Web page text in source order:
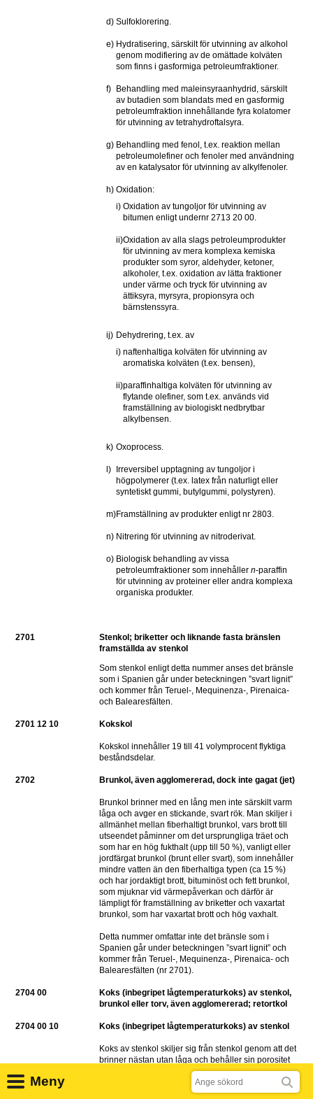
d) Sulfoklorering.
e) Hydratisering, särskilt för utvinning av alkohol
genom modifiering av de omättade kolväten
som finns i gasformiga petroleumfraktioner.
f)
Behandling med maleinsyraanhydrid, särskilt
av butadien som blandats med en gasformig
petroleumfraktion innehållande fyra kolatomer
för utvinning av tetrahydroftalsyra.
g) Behandling med fenol, t.ex. reaktion mellan
petroleumolefiner och fenoler med användning
av en katalysator för utvinning av alkylfenoler.
h) Oxidation:
i) Oxidation av tungoljor för utvinning av
bitumen enligt undernr 2713 20 00.
ii)Oxidation av alla slags petroleumprodukter
för utvinning av mera komplexa kemiska
produkter som syror, aldehyder, ketoner,
alkoholer, t.ex. oxidation av lätta fraktioner
under värme och tryck för utvinning av
ättiksyra, myrsyra, propionsyra och
bärnstenssyra.
ij) Dehydrering, t.ex. av
i) naftenhaltiga kolväten för utvinning av
aromatiska kolväten (t.ex. bensen),
ii)paraffinhaltiga kolväten för utvinning av
flytande olefiner, som t.ex. används vid
framställning av biologiskt nedbrytbar
alkylbensen.
k) Oxoprocess.
l)
Irreversibel upptagning av tungoljor i
högpolymerer (t.ex. latex från naturligt eller
syntetiskt gummi, butylgummi, polystyren).
m)Framställning av produkter enligt nr 2803.
n) Nitrering för utvinning av nitroderivat.
o) Biologisk behandling av vissa
petroleumfraktioner som innehåller n-paraffin
för utvinning av proteiner eller andra komplexa
organiska produkter.
2701
Stenkol; briketter och liknande fasta bränslen
framställda av stenkol
Som stenkol enligt detta nummer anses det bränsle
som i Spanien går under beteckningen ”svart lignit”
och kommer från Teruel-, Mequinenza-, Pirenaica-
och Balearesfälten.
2701 12 10 Kokskol
Kokskol innehåller 19 till 41 volymprocent flyktiga
beståndsdelar.
2702 Brunkol, även agglomererad, dock inte gagat (jet)
Brunkol brinner med en lång men inte särskilt varm
låga och avger en stickande, svart rök. Man skiljer i
allmänhet mellan fiberhaltigt brunkol, vars brott till
utseendet påminner om det ursprungliga träet och
som har en hög fukthalt (upp till 50 %), vanligt eller
jordfärgat brunkol (brunt eller svart), som innehåller
mindre vatten än den fiberhaltiga typen (ca 15 %)
och har jordaktigt brott, bituminöst och fett brunkol,
som mjuknar vid värmepåverkan och därför är
lämpligt för framställning av briketter och vaxartat
brunkol, som har vaxartat brott och hög vaxhalt.
Detta nummer omfattar inte det bränsle som i
Spanien går under beteckningen ”svart lignit” och
kommer från Teruel-, Mequinenza-, Pirenaica- och
Balearesfälten (nr 2701).
2704 00
Koks (inbegripet lågtemperaturkoks) av stenkol,
brunkol eller torv, även agglomererad; retortkol
2704 00 10 Koks (inbegripet lågtemperaturkoks) av stenkol
Koks av stenkol skiljer sig från stenkol genom att det
brinner nästan utan låga och behåller sin porositet
och gasgenomtränglighet efter förbränningen. Det
är osmältbart, hårdare, mindre svavelhaltigt och
mera kolhaltigt än stenkol. I motsats till koks, som
Sök
Meny